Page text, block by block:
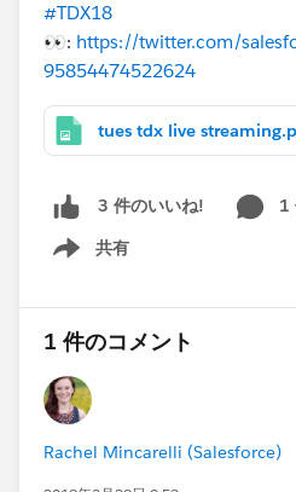
#TDX18
👀: https://twitter.com/
95854474522624
tues tdx live
3 件のいいね!
1
共有
Show menu
1 件のコメント
Rachel Mincarelli (Salesforce)